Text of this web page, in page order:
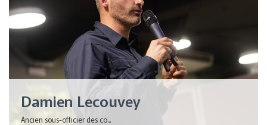
Damien Lecouvey
Ancien sous-officier des co...